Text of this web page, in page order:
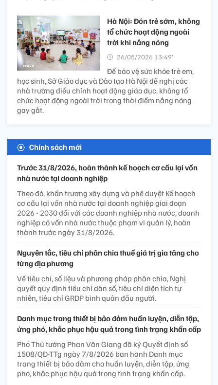
Hà Nội: Đón trẻ sớm, không
tổ chức hoạt động ngoài
trời khi nắng nóng
26/05/2026 13:49’
Để bảo vệ sức khỏe trẻ em,
học sinh, Sở Giáo dục và Đào tạo Hà Nội đề nghị các
nhà trường điều chỉnh hoạt động giáo dục, không tổ
chức hoạt động ngoài trời trong thời điểm nắng nóng
gay gắt.
Chính sách mới
Trước 31/8/2026, hoàn thành kế hoạch cơ cấu lại vốn
nhà nước tại doanh nghiệp
Theo đó, khẩn trương xây dựng và phê duyệt Kế hoạch
cơ cấu lại vốn nhà nước tại doanh nghiệp giai đoạn
2026 - 2030 đối với các doanh nghiệp nhà nước, doanh
nghiệp có vốn nhà nước thuộc phạm vi quản lý, hoàn
thành trước ngày 31/8/2026.
Nguyên tắc, tiêu chí phân chia thuế giá trị gia tăng cho
từng địa phương
Về tiêu chí, số liệu và phương pháp phân chia, Nghị
quyết quy định tiêu chí dân số, tiêu chí diện tích tự
nhiên, tiêu chí GRDP bình quân đầu người.
Danh mục trang thiết bị bảo đảm huấn luyện, diễn tập,
ứng phó, khắc phục hậu quả trong tình trạng khẩn cấp
Phó Thủ tướng Phan Văn Giang đã ký Quyết định số
1508/QĐ-TTg ngày 7/8/2026 ban hành Danh mục
trang thiết bị bảo đảm cho huấn luyện, diễn tập, ứng
phó, khắc phục hậu quả trong tình trạng khẩn cấp.